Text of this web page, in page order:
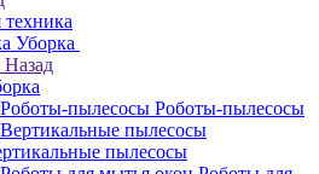
Уборка
Назад
Роботы-пылесосы
пылесосы